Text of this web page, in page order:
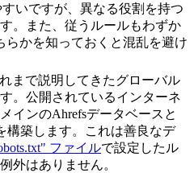
いですが、異なる役割を持つ
。また、従うルールもわずか
らかを知っておくと混乱を避け
まで説明してきたグローバル
。公開されているインターネ
インのAhrefsデータベースと
構築します。これは善良なデ
ファイルで設定したル
外はありません。